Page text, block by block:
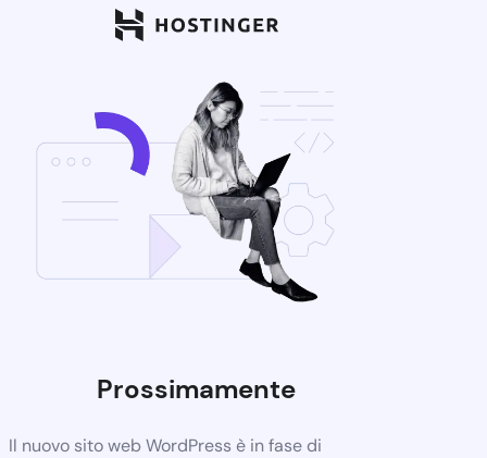
Prossimamente
Il nuovo sito web WordPress è in fase di